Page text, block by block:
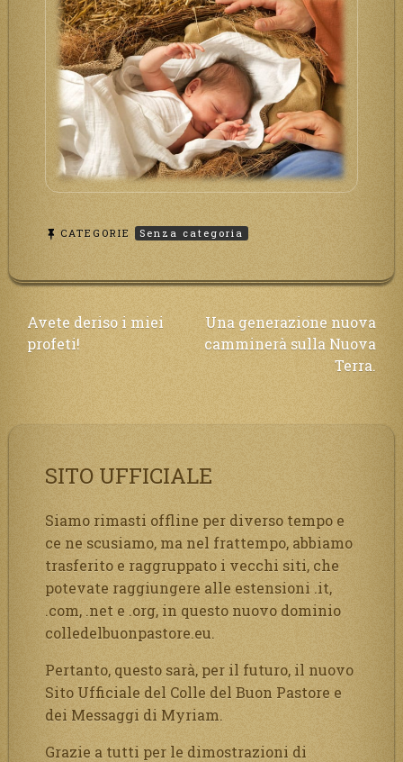
CATEGORIE Senza categoria
Navigazione
articoli
Avete deriso i miei
profeti!
Una generazione nuova
camminerà sulla Nuova
Terra.
SITO UFFICIALE
Siamo rimasti offline per diverso tempo e
ce ne scusiamo, ma nel frattempo, abbiamo
trasferito e raggruppato i vecchi siti, che
potevate raggiungere alle estensioni .it,
.com, .net e .org, in questo nuovo dominio
colledelbuonpastore.eu.
Pertanto, questo sarà, per il futuro, il nuovo
Sito Ufficiale del Colle del Buon Pastore e
dei Messaggi di Myriam.
Grazie a tutti per le dimostrazioni di